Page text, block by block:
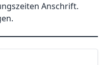
Anschrift.